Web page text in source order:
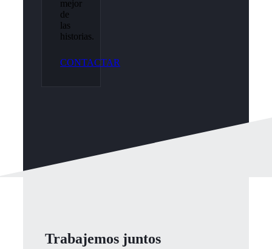
mejor
de
las
historias.
CONTACTAR
Trabajemos juntos